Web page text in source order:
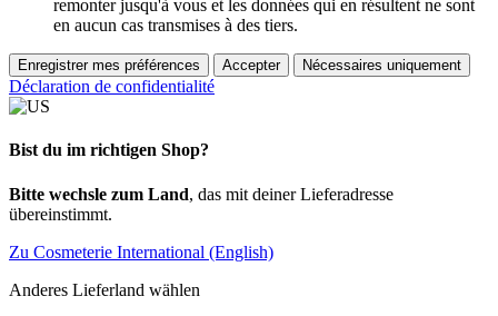
remonter jusqu'à vous et les données qui en résultent ne sont
en aucun cas transmises à des tiers.
Enregistrer mes préférences Accepter Nécessaires uniquement
Déclaration de confidentialité
Bist du im richtigen Shop?
Bitte wechsle zum Land, das mit deiner Lieferadresse
übereinstimmt.
Zu Cosmeterie International (English)
Anderes Lieferland wählen